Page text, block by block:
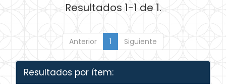
Resultados 1-1 de 1.
Anterior 1 Siguiente
Resultados por ítem: